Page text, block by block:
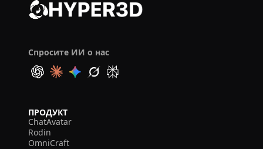
Спросите ИИ о нас
ПРОДУКТ
ChatAvatar
Rodin
OmniCraft